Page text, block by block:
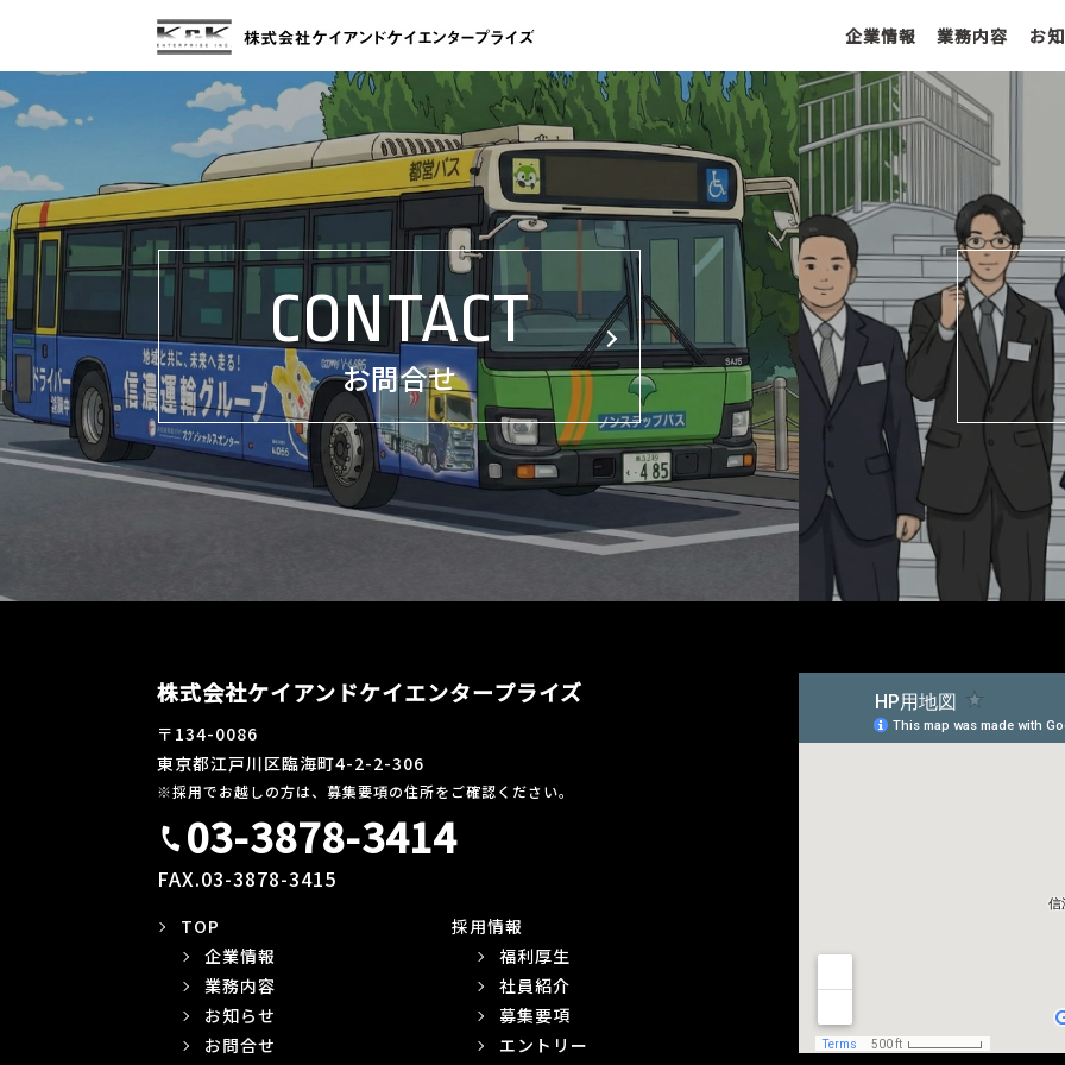
企業情報 業務内容 お
CONTACT
お問合せ
株式会社ケイアンドケイエンタープライズ
〒134-0086
東京都江戸川区臨海町4-2-2-306
※採用でお越しの方は、募集要項の住所をご確認ください。
call03-3878-3414
FAX.03-3878-3415
TOP
企業情報
業務内容
お知らせ
お問合せ
採用情報
福利厚生
社員紹介
募集要項
エントリー